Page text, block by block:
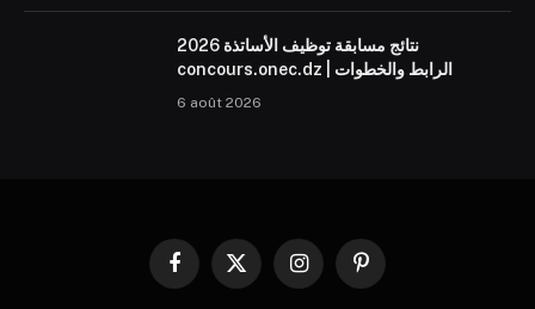
نتائج مسابقة توظيف الأساتذة 2026
concours.onec.dz | الرابط والخطوات
6 août 2026
Facebook
X
InstagramPinterest